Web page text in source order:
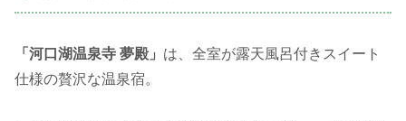
「河口湖温泉寺 夢殿」 は、全室が露天風呂付きスイート
仕様の贅沢な温泉宿。